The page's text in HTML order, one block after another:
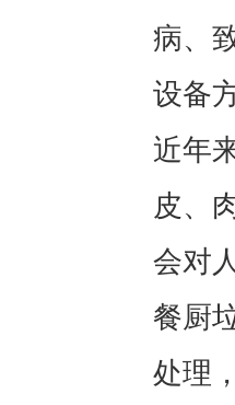
病、
设备
近年
皮、
会对
餐厨
处理